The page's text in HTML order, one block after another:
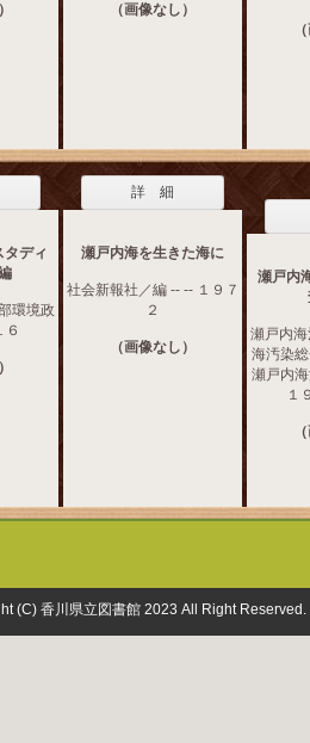
（画像なし）
タディ
環境政
６
詳 細
瀬戸内海を生きた海に
社会新報社／編 -- -- １９７
２
（画像なし）
瀬戸内
瀬戸内
海汚染
瀬戸内
１
(C) 香川県立図書館 2023 All Right Reserved.